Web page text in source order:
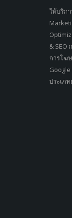
ให้บริก
& SEO
การโฆ
ประเภท